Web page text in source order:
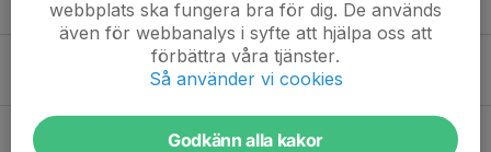
30 maj, 19:24 0
Larz Kristerz i bygdegården 13 maj
10 maj, 22:09 0
Hindenlotteriet
webbplats ska fungera bra för dig. De används
även för webbanalys i syfte att hjälpa oss att
förbättra våra tjänster.
Så använder vi cookies
Godkänn alla kakor